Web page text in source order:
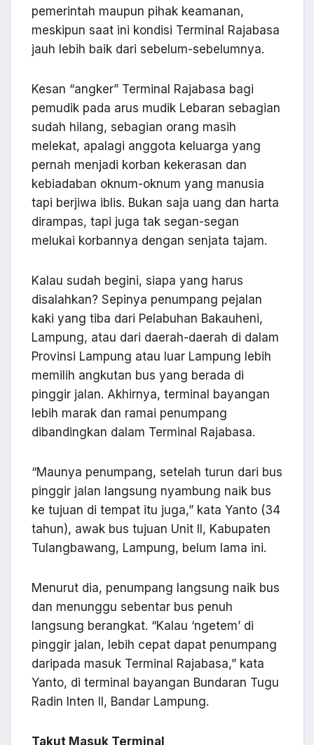
pemerintah maupun pihak keamanan,
meskipun saat ini kondisi Terminal Rajabasa
jauh lebih baik dari sebelum-sebelumnya.
Kesan “angker” Terminal Rajabasa bagi
pemudik pada arus mudik Lebaran sebagian
sudah hilang, sebagian orang masih
melekat, apalagi anggota keluarga yang
pernah menjadi korban kekerasan dan
kebiadaban oknum-oknum yang manusia
tapi berjiwa iblis. Bukan saja uang dan harta
dirampas, tapi juga tak segan-segan
melukai korbannya dengan senjata tajam.
Kalau sudah begini, siapa yang harus
disalahkan? Sepinya penumpang pejalan
kaki yang tiba dari Pelabuhan Bakauheni,
Lampung, atau dari daerah-daerah di dalam
Provinsi Lampung atau luar Lampung lebih
memilih angkutan bus yang berada di
pinggir jalan. Akhirnya, terminal bayangan
lebih marak dan ramai penumpang
dibandingkan dalam Terminal Rajabasa.
“Maunya penumpang, setelah turun dari bus
pinggir jalan langsung nyambung naik bus
ke tujuan di tempat itu juga,” kata Yanto (34
tahun), awak bus tujuan Unit II, Kabupaten
Tulangbawang, Lampung, belum lama ini.
Menurut dia, penumpang langsung naik bus
dan menunggu sebentar bus penuh
langsung berangkat. “Kalau ‘ngetem’ di
pinggir jalan, lebih cepat dapat penumpang
daripada masuk Terminal Rajabasa,” kata
Yanto, di terminal bayangan Bundaran Tugu
Radin Inten II, Bandar Lampung.
Takut Masuk Terminal